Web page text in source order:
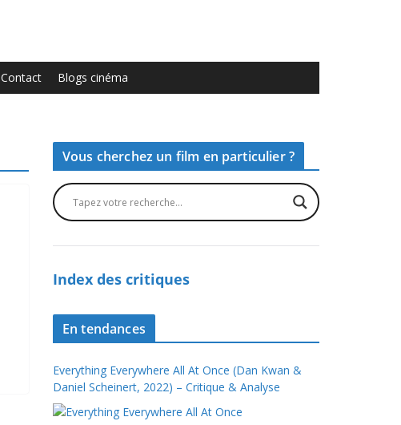
Contact Blogs cinéma
Vous cherchez un film en particulier ?
Index des critiques
En tendances
Everything Everywhere All At Once (Dan Kwan &
Daniel Scheinert, 2022) – Critique & Analyse